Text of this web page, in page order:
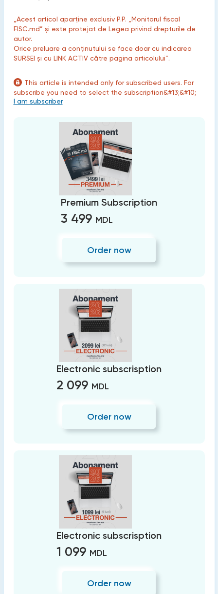
„Acest articol aparține exclusiv P.P. „Monitorul fiscal
FISC.md” și este protejat de Legea privind drepturile de
autor.
Orice preluare a conținutului se face doar cu indicarea
SURSEI și cu LINK ACTIV către pagina articolului”.
This article is intended only for subscribed users. For
subscribe you need to select the subscription&#13;&#10;
I am subscriber
Premium Subscription
3 499 MDL
Order now
Electronic subscrisption
2 099 MDL
Order now
Electronic subscrisption
1 099 MDL
Order now